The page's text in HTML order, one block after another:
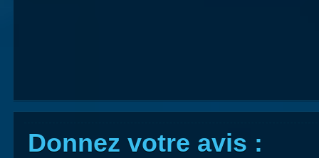
Donnez votre avis :